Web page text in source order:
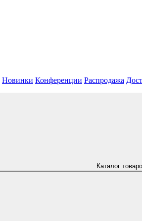
Новинки Конференции Распродажа
Каталог